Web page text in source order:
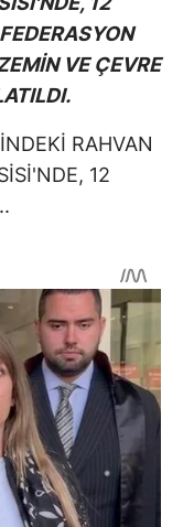
VE ÇEVRE